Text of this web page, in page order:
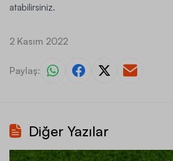
atabilirsiniz.
2 Kasım 2022
Paylaş:
Diğer Yazılar